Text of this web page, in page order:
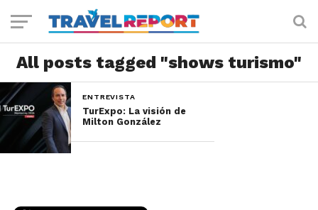
All posts tagged "shows turismo"
ENTREVISTA
TurExpo: La visión de
Milton González